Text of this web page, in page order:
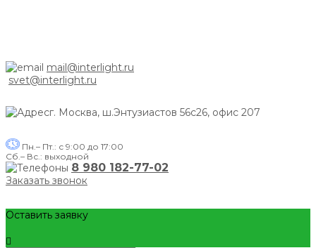
mail@interlight.ru
svet@interlight.ru
г. Москва, ш.Энтузиастов 56с26, офис 207
Пн.– Пт.: с 9:00 до 17:00
Сб.– Вс.: выходной
8 980 182-77-02
Заказать звонок
Оставить заявку